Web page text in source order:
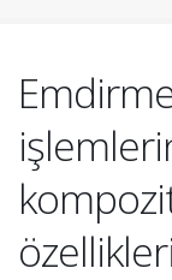
Emdirme